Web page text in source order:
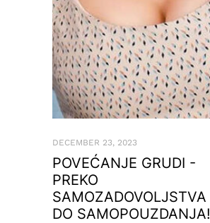
DECEMBER 23, 2023
POVEĆANJE GRUDI -
PREKO
SAMOZADOVOLJSTVA
DO SAMOPOUZDANJA!